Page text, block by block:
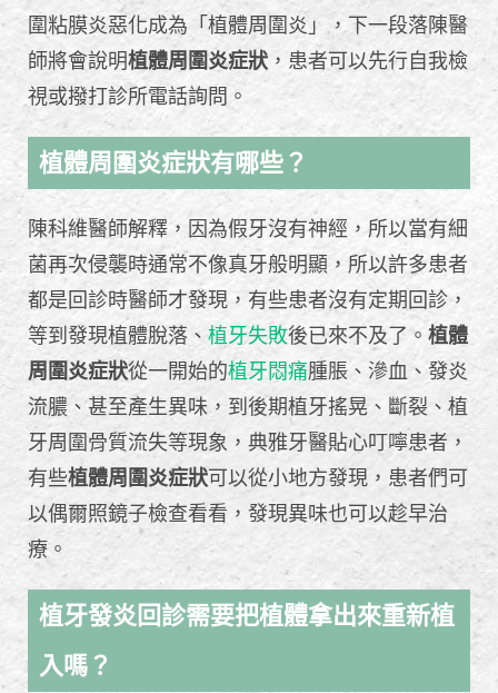
圍粘膜炎惡化成為「植體周圍炎」，下一段落陳醫
師將會說明植體周圍炎症狀，患者可以先行自我檢
視或撥打診所電話詢問。
植體周圍炎症狀有哪些？
陳科維醫師解釋，因為假牙沒有神經，所以當有細
菌再次侵襲時通常不像真牙般明顯，所以許多患者
都是回診時醫師才發現，有些患者沒有定期回診，
等到發現植體脫落、 植牙失敗後已來不及了。 植體
周圍炎症狀從一開始的植牙悶痛腫脹、滲血、發炎
流膿、甚至產生異味，到後期植牙搖晃、斷裂、植
牙周圍骨質流失等現象，典雅牙醫貼心叮嚀患者，
有些植體周圍炎症狀可以從小地方發現，患者們可
以偶爾照鏡子檢查看看，發現異味也可以趁早治
療。
植牙發炎回診需要把植體拿出來重新植
入嗎？